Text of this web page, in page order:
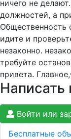
ничего не
должностей, а
Общественность
идите и
незаконно.
требуйте
привета.
Написать
Войти или
Бесплатные